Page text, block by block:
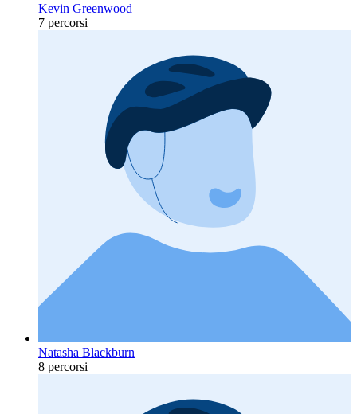
Kevin Greenwood
7 percorsi
Natasha Blackburn
8 percorsi